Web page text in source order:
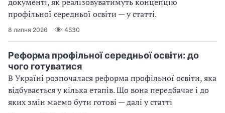
профільної середньої освіти — у статті.
8 липня 2026 4530
Реформа профільної середньої освіти: до
чого готуватися
В Україні розпочалася реформа профільної освіти, яка
відбувається у кілька етапів. Що вона передбачає і до
яких змін маємо бути готові — далі у статті